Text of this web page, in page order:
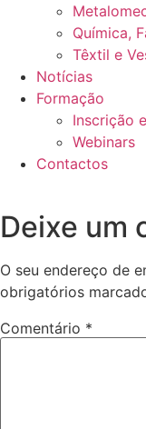
Química,
Têxtil e
Notícias
Formação
Inscrição
Webinars
Contactos
Deixe um
O seu endereço de
obrigatórios
Comentário *